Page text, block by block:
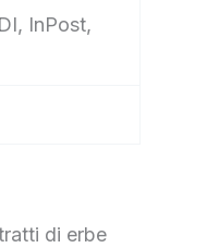
InPost,
di erbe